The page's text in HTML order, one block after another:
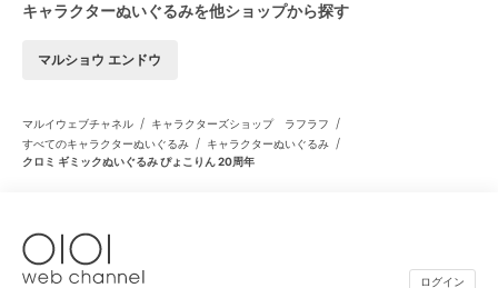
キャラクターぬいぐるみを他ショップから探す
マルショウ エンドウ
マルイウェブチャネル / キャラクターズショップ ラフラフ /
すべてのキャラクターぬいぐるみ / キャラクターぬいぐるみ /
クロミ ギミックぬいぐるみ ぴょこりん 20周年
ログイン